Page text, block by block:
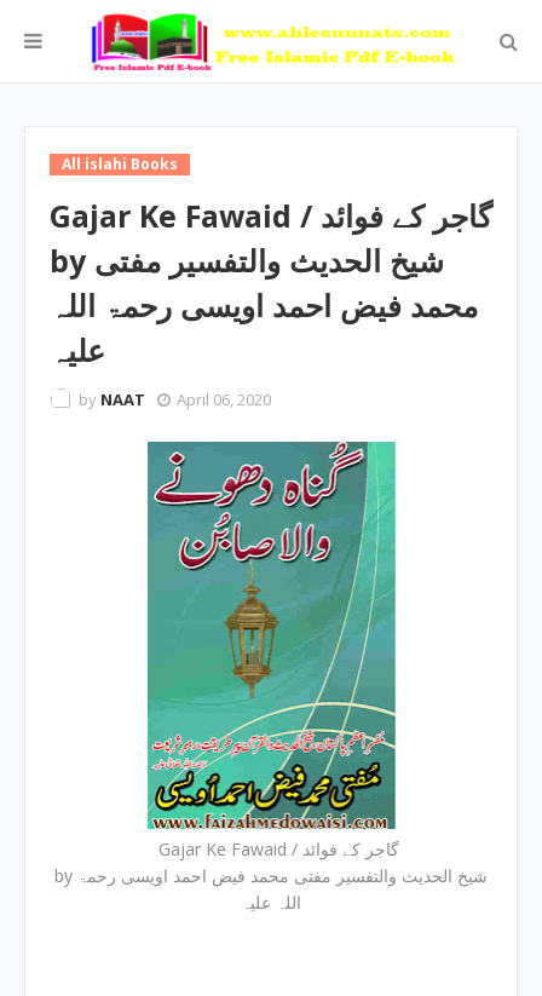
All islahi Books
Gajar Ke Fawaid / گاجر کے فوائد
by شیخ الحدیث والتفسیر مفتی
محمد فیض احمد اویسی رحمۃ اللہ
علیہ
by NAAT April 06, 2020
Gajar Ke Fawaid / گاجر کے فوائد
by شیخ الحدیث والتفسیر مفتی محمد فیض احمد اویسی رحمۃ
اللہ علیہ